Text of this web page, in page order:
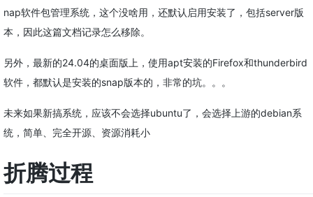
nap软件包管理系统，这个没啥用，还默认启用安装了，包括server版
本，因此这篇文档记录怎么移除。
另外，最新的24.04的桌面版上，使用apt安装的Firefox和thunderbird
软件，都默认是安装的snap版本的，非常的坑。。。
未来如果新搞系统，应该不会选择ubuntu了，会选择上游的debian系
统，简单、完全开源、资源消耗小
折腾过程